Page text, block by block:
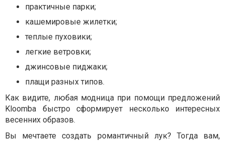
практичные парки;
кашемировые жилетки;
теплые пуховики;
легкие ветровки;
джинсовые пиджаки;
плащи разных типов.
Как видите, любая модница при помощи предложений
Kloomba быстро сформирует несколько интересных
весенних образов.
Вы мечтаете создать романтичный лук? Тогда вам,